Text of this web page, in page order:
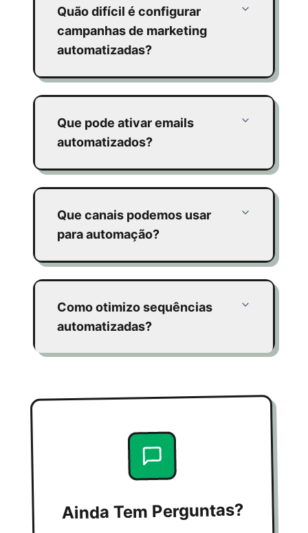
Quão difícil é configurar
campanhas de marketing
automatizadas?
Que pode ativar emails
automatizados?
Que canais podemos usar
para automação?
Como otimizo sequências
automatizadas?
Ainda Tem Perguntas?